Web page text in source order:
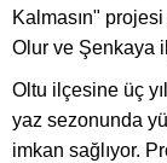
Kalmasın"
Olur ve Şenkaya
Oltu ilçesine üç
yaz sezonunda
imkan sağlıyor.